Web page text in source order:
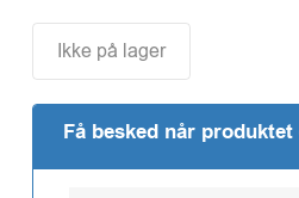
Ikke på lager
Få besked når